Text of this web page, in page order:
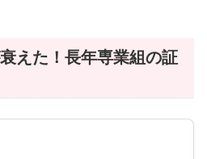
えた！長年専業組の証